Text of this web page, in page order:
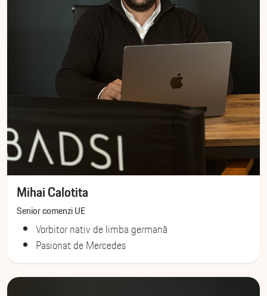
Mihai Calotita
Senior comenzi UE
Vorbitor nativ de limba germană
Pasionat de Mercedes